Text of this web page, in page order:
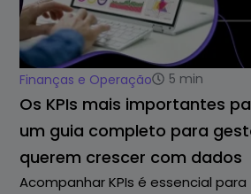
Finanças e Operação 5 min
Os KPIs mais importantes
um guia completo para
querem crescer com dados
Acompanhar KPIs é essencial